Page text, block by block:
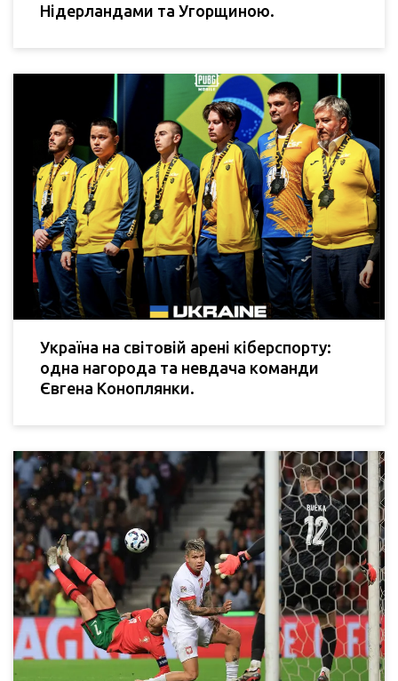
Нідерландами та Угорщиною.
Україна на світовій арені кіберспорту:
одна нагорода та невдача команди
Євгена Коноплянки.